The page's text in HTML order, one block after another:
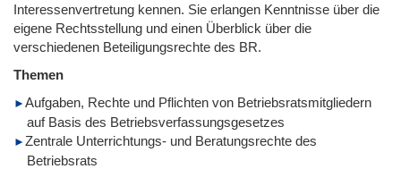
Interessenvertretung kennen. Sie erlangen Kenntnisse über die
eigene Rechtsstellung und einen Überblick über die
verschiedenen Beteiligungsrechte des BR.
Themen
Aufgaben, Rechte und Pflichten von Betriebsratsmitgliedern
auf Basis des Betriebsverfassungsgesetzes
Zentrale Unterrichtungs- und Beratungsrechte des
Betriebsrats